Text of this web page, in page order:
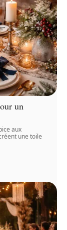
un
aux
une toile